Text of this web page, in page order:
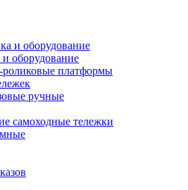
оборудование
роликовые платформы
ручные
самоходные тележки